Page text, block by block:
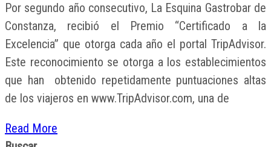
Por segundo año consecutivo, La Esquina Gastrobar de
Constanza, recibió el Premio “Certificado a la
Excelencia” que otorga cada año el portal TripAdvisor.
Este reconocimiento se otorga a los establecimientos
que han obtenido repetidamente puntuaciones altas
de los viajeros en www.TripAdvisor.com, una de
Read More